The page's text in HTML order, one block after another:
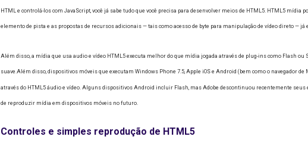
HTML e controlá-los com JavaScript, você já sabe tudo que você precisa para desenvolver meios de HTML5. HTML5 mídia
elemento de pista e as propostas de recursos adicionais — tais como acesso de byte para manipulação de vídeo direto — já
Além disso, a mídia que usa audio e vídeo HTML5 executa melhor do que mídia jogada através de plug-ins como Flash
suave.Além disso, dispositivos móveis que executam Windows Phone 7.5, Apple iOS e Android (bem como o navegador
através do HTML5 áudio e vídeo. Alguns dispositivos Android incluir Flash, mas Adobe descontinuou recentemente seus
de reproduzir mídia em dispositivos móveis no futuro.
Controles e simples reprodução de HTML5